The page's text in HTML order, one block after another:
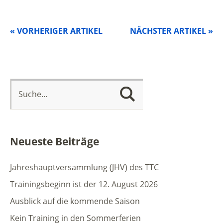
NÄCHSTER ARTIKEL »
« VORHERIGER ARTIKEL
Neueste Beiträge
Jahreshauptversammlung (JHV) des TTC
Trainingsbeginn ist der 12. August 2026
Ausblick auf die kommende Saison
Kein Training in den Sommerferien